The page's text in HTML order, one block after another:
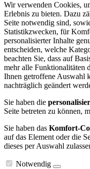
Wir verwenden Cookies,
Erlebnis zu bieten. Dazu
Seite notwendig sind,
Statistikzwecken, für
personalisierter Inhalte
entscheiden, welche
beachten Sie, dass auf
mehr alle Funktionalitäten
Ihnen getroffene Auswahl
nachträglich geändert
Sie haben die
Seite betreten zu können,
Sie haben das Komfort-
auf das Element oder die
dieses per Auswahl
Notwendig